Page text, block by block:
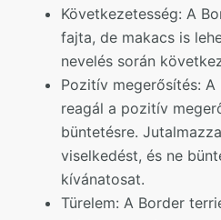
Következetesség: A
fajta, de makacs is
nevelés során
Pozitív megerősítés:
reagál a pozitív
büntetésre.
viselkedést, és ne
kívánatosat.
Türelem: A Border